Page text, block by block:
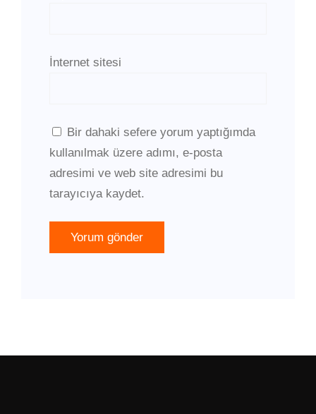
İnternet sitesi
Bir dahaki sefere yorum yaptığımda
kullanılmak üzere adımı, e-posta
adresimi ve web site adresimi bu
tarayıcıya kaydet.